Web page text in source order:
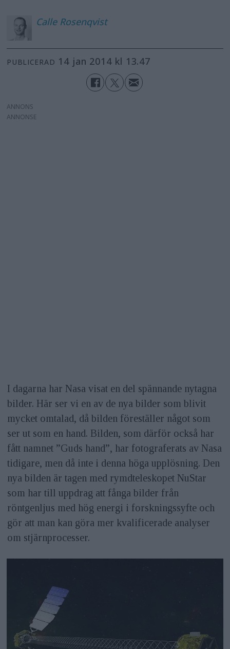
Calle Rosenqvist
PUBLICERAD 14 jan 2014 kl 13.47
ANNONS
I dagarna har Nasa visat en del spännande nytagna
bilder. Här ser vi en av de nya bilder som blivit
mycket omtalad, då bilden föreställer något som
ser ut som en hand. Bilden, som därför också har
fått namnet ”Guds hand”, har fotograferats av Nasa
tidigare, men då inte i denna höga upplösning. Den
nya bilden är tagen med rymdteleskopet NuStar
som har till uppdrag att fånga bilder från
röntgenljus med hög energi i forskningssyfte och
gör att man kan göra mer kvalificerade analyser
om stjärnprocesser.